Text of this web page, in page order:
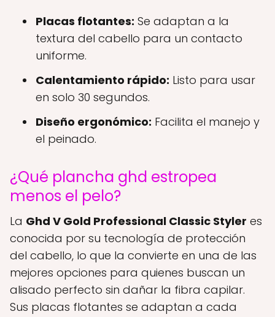
Placas flotantes: Se adaptan a la
textura del cabello para un contacto
uniforme.
Calentamiento rápido: Listo para usar
en solo 30 segundos.
Diseño ergonómico: Facilita el manejo y
el peinado.
¿Qué plancha ghd estropea
menos el pelo?
La Ghd V Gold Professional Classic Styler es
conocida por su tecnología de protección
del cabello, lo que la convierte en una de las
mejores opciones para quienes buscan un
alisado perfecto sin dañar la fibra capilar.
Sus placas flotantes se adaptan a cada